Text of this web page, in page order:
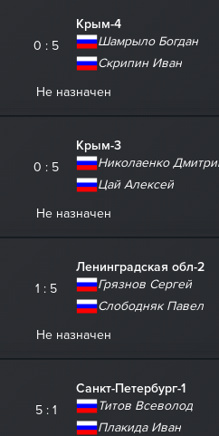
0 : 5
Крым-4
Шамрыло Богдан
Скрипин Иван
Не назначен
0 : 5
Крым-3
Николаенко
Цай Алексей
Не назначен
1 : 5
Ленинградская обл-2
Грязнов Сергей
Слободняк Павел
Не назначен
5 : 1
Санкт-Петербург-1
Титов Всеволод
Плакида Иван